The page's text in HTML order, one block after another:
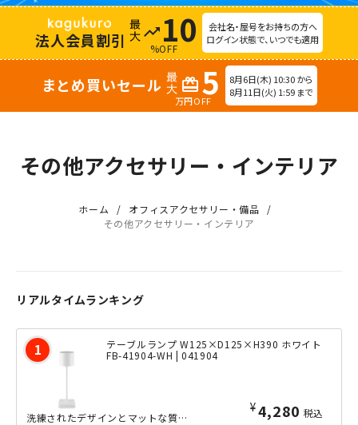
法人会員割引 trending_up 10
%OFF
会社名・屋号をお持ちの方へ
ログイン状態で、いつでも適用
まとめ買いセール redeem 5
万円OFF
8月6日(木) 10:30 から
8月11日(火) 1:59 まで
その他アクセサリー・インテリア
ホーム
オフィスアクセサリー・備品
その他アクセサリー・インテリア
リアルタイムランキング
テーブルランプ W125×D125×H390 ホワイト
FB-41904-WH | 041904
¥4,280 税込
洗練されたデザインとマットな質感が、空間に上質な雰囲気を添えるテーブルランプです。明るさの無段階調整や電球色・温白色・昼光色の3種類の光色を切り替えでき、時間帯や用途に合わせて目の負担を軽減できます。...